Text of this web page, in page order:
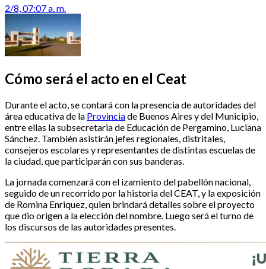
2/8, 07:07 a. m.
Cómo será el acto en el Ceat
Durante el acto, se contará con la presencia de autoridades del
área educativa de la Provinciade Buenos Aires y del Municipio,
entre ellas la subsecretaria de Educación de Pergamino, Luciana
Sánchez. También asistirán jefes regionales, distritales,
consejeros escolares y representantes de distintas escuelas de
la ciudad, que participarán con sus banderas.
La jornada comenzará con el izamiento del pabellón nacional,
seguido de un recorrido por la historia del CEAT, y la exposición
de Romina Enriquez, quien brindará detalles sobre el proyecto
que dio origen a la elección del nombre. Luego será el turno de
los discursos de las autoridades presentes.